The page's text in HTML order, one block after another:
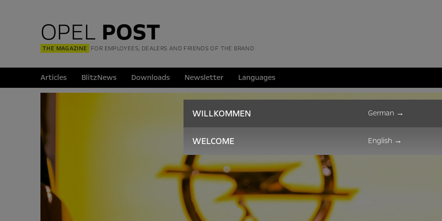
OPEL POST
THE MAGAZINE FOR EMPLOYEES, DEALERS AND FRIENDS OF THE BRAND
Articles BlitzNews Downloads Newsletter Languages
WILLKOMMEN German →
WELCOME English →